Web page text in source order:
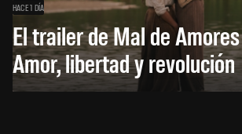
HACE 1 DÍA
El trailer de Mal de
Amor, libertad y revolución